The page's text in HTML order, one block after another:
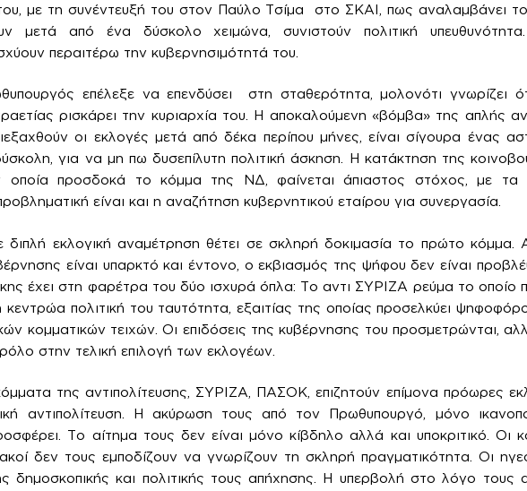
με τη συνέντευξή του στον Παύλο Τσίμα στο ΣΚΑΙ, πως αναλαμβάνει το
μετά από ένα δύσκολο χειμώνα, συνιστούν πολιτική
περαιτέρω την κυβερνησιμότητά του.
επέλεξε να επενδύσει στη σταθερότητα, μολονότι γνωρίζει
ρισκάρει την κυριαρχία του. Η αποκαλούμενη «βόμβα» της απλής
οι εκλογές μετά από δέκα περίπου μήνες, είναι σίγουρα ένας
για να μη πω δυσεπίλυτη πολιτική άσκηση. Η κατάκτηση της
οποία προσδοκά το κόμμα της ΝΔ, φαίνεται άπιαστος στόχος, με τα
είναι και η αναζήτηση κυβερνητικού εταίρου για συνεργασία.
εκλογική αναμέτρηση θέτει σε σκληρή δοκιμασία το πρώτο κόμμα.
είναι υπαρκτό και έντονο, ο εκβιασμός της ψήφου δεν είναι
έχει στη φαρέτρα του δύο ισχυρά όπλα: Το αντι ΣΥΡΙΖΑ ρεύμα το οποίο
κεντρώα πολιτική του ταυτότητα, εξαιτίας της οποίας προσελκύει
κομματικών τειχών. Οι επιδόσεις της κυβέρνησης του προσμετρώνται,
στην τελική επιλογή των εκλογέων.
της αντιπολίτευσης, ΣΥΡΙΖΑ, ΠΑΣΟΚ, επιζητούν επίμονα πρόωρες
αντιπολίτευση. Η ακύρωση τους από τον Πρωθυπουργό, μόνο
Το αίτημα τους δεν είναι μόνο κίβδηλο αλλά και υποκριτικό. Οι
δεν τους εμποδίζουν να γνωρίζουν τη σκληρή πραγματικότητα. Οι
δημοσκοπικής και πολιτικής τους απήχησης. Η υπερβολή στο λόγο τους